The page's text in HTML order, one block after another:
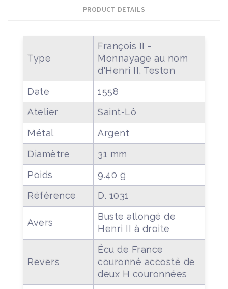
PRODUCT DETAILS
Type
François II -
Monnayage au nom
d'Henri II, Teston
Date
1558
Atelier
Saint-Lô
Métal
Argent
Diamètre
31 mm
Poids
9.40 g
Référence
D. 1031
Avers
Buste allongé de
Henri II à droite
Revers
Écu de France
couronné accosté de
deux H couronnées